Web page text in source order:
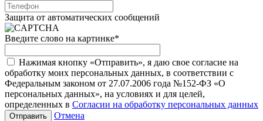
Защита от автоматических сообщений
Введите слово на картинке*
Нажимая кнопку «Отправить», я даю свое согласие на
обработку моих персональных данных, в соответствии с
Федеральным законом от 27.07.2006 года №152-ФЗ «О
персональных данных», на условиях и для целей,
определенных в Согласии на обработку персональных данных
Отмена